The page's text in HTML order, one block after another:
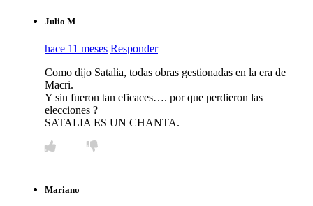
Julio M
hace 11 meses Responder
Como dijo Satalia, todas obras gestionadas en la era de
Macri.
Y sin fueron tan eficaces…. por que perdieron las
elecciones ?
SATALIA ES UN CHANTA.
Mariano